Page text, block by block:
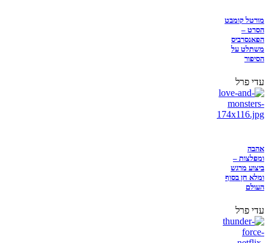
מורטל קומבט
הסרט –
הפאנסרביס
משתלט על
הסיפור
עדי פרל
אהבה
ומפלצות –
ביצוע מרגש
ומלא חן בסוף
העולם
עדי פרל